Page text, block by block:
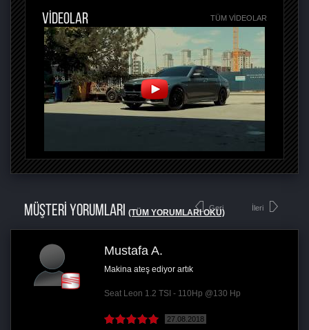
VİDEOLAR TÜM VIDEOLAR
MÜŞTERİ YORUMLARI (TÜM YORUMLARI OKU)
Geri
Mustafa A.
Makina ateş ediyor artık
Seat Leon 1.2 TSI - 110Hp @130 Hp
27.08.2018
İleri